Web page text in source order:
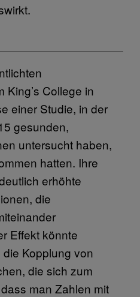
King’s College in
einer Studie, in der
gesunden,
untersucht haben,
hatten. Ihre
erhöhte
die
Effekt könnte
Kopplung von
die sich zum
man Zahlen mit